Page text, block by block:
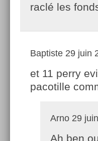
raclé les
Baptiste 29 juin
et 11 perry
pacotille
Arno 29
Ah ben